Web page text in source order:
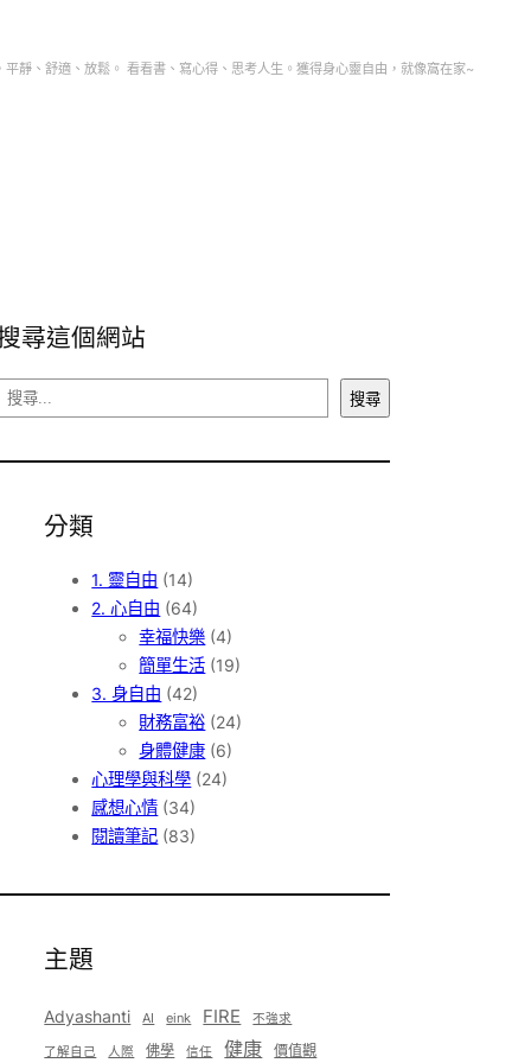
平靜、舒適、放鬆。 看看書、寫心得、思考人生。獲得身心靈自由，就像窩在家~
尋這個網站
搜尋
分類
1. 靈自由 (14)
2. 心自由 (64)
幸福快樂 (4)
簡單生活 (19)
3. 身自由 (42)
財務富裕 (24)
身體健康 (6)
心理學與科學 (24)
感想心情 (34)
閱讀筆記 (83)
主題
Adyashanti AI eink FIRE 不強求
了解自己 人際 佛學 信任 健康 價值觀